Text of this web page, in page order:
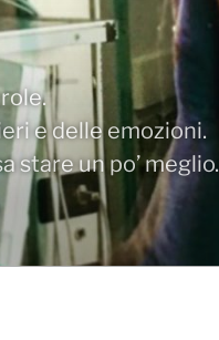
e delle emozioni.
stare un po’ meglio.